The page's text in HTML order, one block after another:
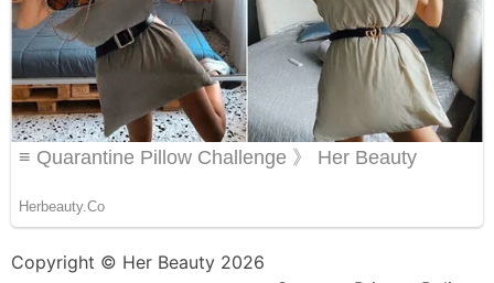
Copyright © Her Beauty 2026